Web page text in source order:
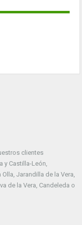
clientes
y Castilla-León,
Jarandilla de la Vera,
de la Vera, Candeleda o